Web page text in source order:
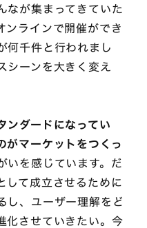
なが集まってきていた
ンラインで開催ができ
何千件と行われまし
シーンを大きく変え
ンダードになってい
がマーケットをつくっ
いを感じています。だ
して成立させるために
し、ユーザー理解をど
化させていきたい。今